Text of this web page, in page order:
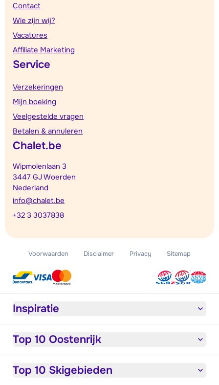
Contact
Wie zijn wij?
Vacatures
Affiliate Marketing
Service
Verzekeringen
Mijn boeking
Veelgestelde vragen
Betalen & annuleren
Chalet.be
Wipmolenlaan 3
3447 GJ Woerden
Nederland
info@chalet.be
+32 3 3037838
Voorwaarden Disclaimer Privacy Sitemap
Inspiratie
Top 10 Oostenrijk
Top 10 Skigebieden